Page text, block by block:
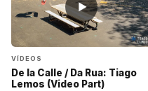
▶
VÍDEOS
De la Calle / Da Rua: Tiago
Lemos (Video Part)